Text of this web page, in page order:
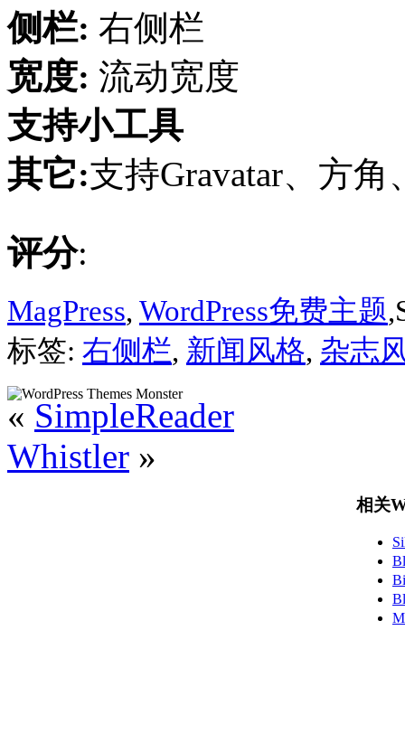
侧栏: 右侧栏
宽度: 流动宽度
支持小工具
其它:支持Gravatar、方角
评分:
MagPress, WordPress免费主题
标签: 右侧栏, 新闻风格, 杂志
« SimpleReader
Whistler »
相关